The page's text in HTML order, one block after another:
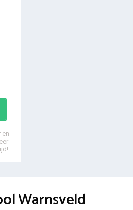
en
Warnsveld